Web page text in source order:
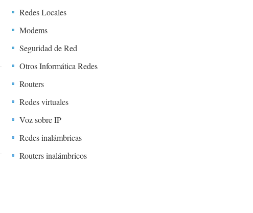
Redes Locales
Modems
Seguridad de Red
Otros Informática Redes
Routers
Redes virtuales
Voz sobre IP
Redes inalámbricas
Routers inalámbricos